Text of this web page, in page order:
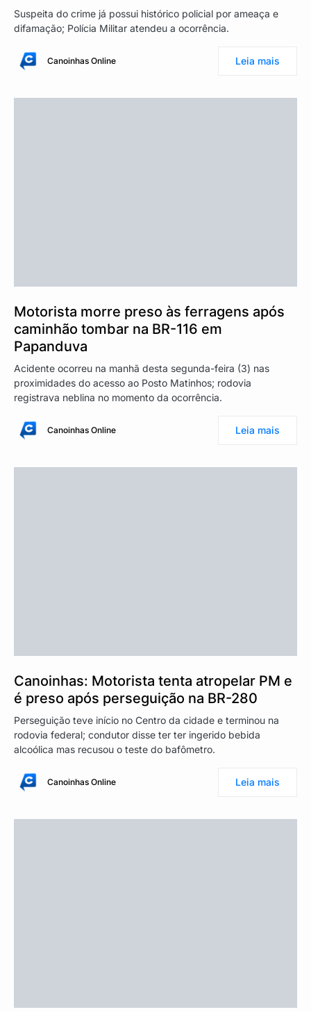
Suspeita do crime já possui histórico policial por ameaça e
difamação; Polícia Militar atendeu a ocorrência.
Canoinhas Online Leia mais
Motorista morre preso às ferragens após
caminhão tombar na BR-116 em
Papanduva
Acidente ocorreu na manhã desta segunda-feira (3) nas
proximidades do acesso ao Posto Matinhos; rodovia
registrava neblina no momento da ocorrência.
Canoinhas Online Leia mais
Canoinhas: Motorista tenta atropelar PM e
é preso após perseguição na BR-280
Perseguição teve início no Centro da cidade e terminou na
rodovia federal; condutor disse ter ter ingerido bebida
alcoólica mas recusou o teste do bafômetro.
Canoinhas Online Leia mais